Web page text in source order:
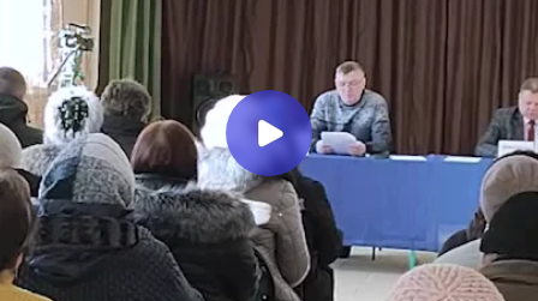
Миллеровское ТВ